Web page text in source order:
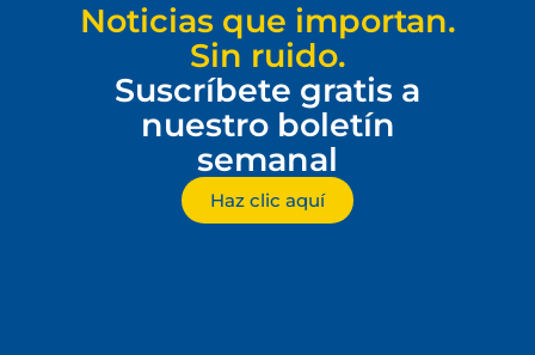
Noticias que importan.
Sin ruido.
Suscríbete gratis a
nuestro boletín
semanal
Haz clic aquí